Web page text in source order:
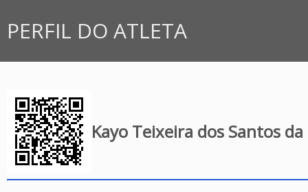
PERFIL DO ATLETA
Kayo Teixeira dos Santos da